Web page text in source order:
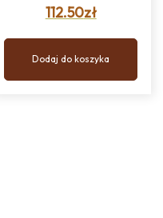
112.50zł
Dodaj do koszyka